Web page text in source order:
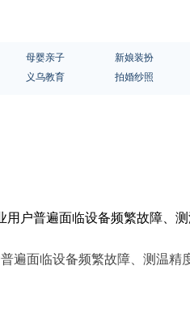
母婴亲子 新娘装扮
义乌教育 拍婚纱照
户普遍面临设备频繁故障、
遍面临设备频繁故障、测温精